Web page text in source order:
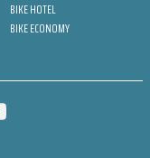
BIKE HOTEL
BIKE ECONOMY